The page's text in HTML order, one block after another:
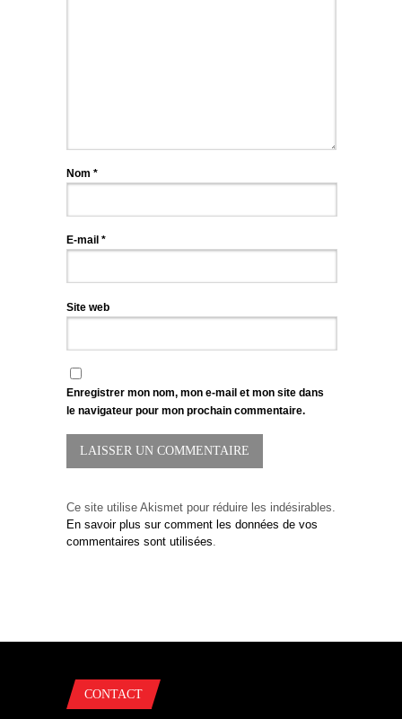
Nom *
E-mail *
Site web
Enregistrer mon nom, mon e-mail et mon site dans
le navigateur pour mon prochain commentaire.
Ce site utilise Akismet pour réduire les indésirables.
En savoir plus sur comment les données de vos
commentaires sont utilisées
CONTACT